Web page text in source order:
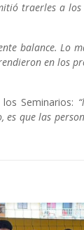
traerles a
balance. Lo
en los
Seminarios:
que las